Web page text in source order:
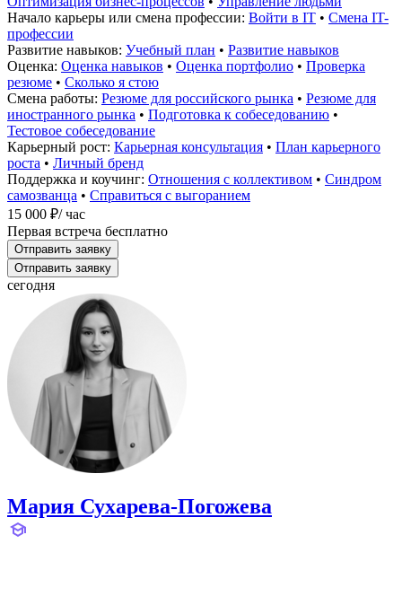
Начало карьеры или смена профессии: Войти в IT • Смена IT-
профессии
Развитие навыков: Учебный план • Развитие навыков
Оценка: Оценка навыков • Оценка портфолио • Проверка
резюме • Сколько я стою
Смена работы: Резюме для российского рынка • Резюме для
иностранного рынка • Подготовка к собеседованию •
Тестовое собеседование
Карьерный рост: Карьерная консультация • План карьерного
роста • Личный бренд
Поддержка и коучинг: Отношения с коллективом • Синдром
самозванца • Справиться с выгоранием
15 000 ₽/ час
Первая встреча бесплатно
Отправить заявку
Отправить заявку
сегодня
Мария Сухарева-Погожева